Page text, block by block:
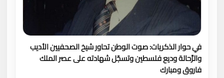
في حوار الذكريات: صوت الوطن تحاور شيخ الصحفيين الأديب
والرَّحالة وديع فلسطين وتسجّل شهادته على عصر الملك
فاروق ومبارك